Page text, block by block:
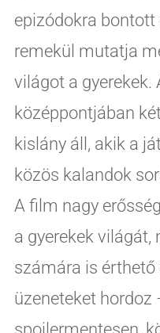
epizódokra
remekül mutatja
világot a gyerekek.
középpontjában
kislány áll, akik a
közös kalandok
A film nagy
a gyerekek
számára is
üzeneteket hordoz